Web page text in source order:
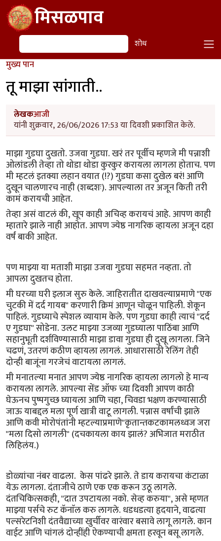
Skip to main contentमिसळपाव
शोध शोध
मुख्य पान
तू माझा सांगाती..
लेखकआजी
यांनी शुक्रवार, 26/06/2026 17:53 या दिवशी प्रकाशित केले.
माझा गुडघा दुखतो. उजवा गुडघा. खरं तर पूर्वीच म्हणजे मी पन्नाशी
ओलांडली तेव्हा तो थोडा थोडा कुरकुर करायला लागला होताच. पण
मी म्हटलं इतक्या लहान वयात (!?) गुडघा कसा दुखेल बरं! आणि
दुखून चालणारच नाही (शब्दशः). आपल्याला तर अजून किती तरी
कामं करायची आहेत.
तेव्हा असं वाटलं की, खूप काही अचिव्ह करायचं आहे. आपण काही
म्हातारे झाले नाही आहोत. आपण ज्येष्ठ नागरिक व्हायला अजून दहा
वर्षं बाकी आहेत.
पण माझ्या या मताशी माझा उजवा गुडघा सहमत नव्हता. तो
आपला दुखतच होता.
मी घरच्या घरी इलाज सुरु केले. जाहिरातीत दाखवल्याप्रमाणे "एक
चुटकी में दर्द गायब" करणारी क्रिमं आणून चोळून पाहिली. शेकून
पाहिलं. गुडघ्याचे स्पेशल व्यायाम केले. पण गुडघा काही त्याचं "दर्द
ए गुडघा" सोडेना. उलट माझ्या उजव्या गुडघ्याला पाठिंबा आणि
सहानुभूती दर्शविण्यासाठी माझा डावा गुडघा ही दुखू लागला. जिने
चढणं, उतरणं कठीण व्हायला लागलं. आधारासाठी रेलिंग तेही
दोन्ही बाजूंना गरजेचं वाटायला लागलं.
मी मनातल्या मनात आपण ज्येष्ठ नागरिक व्हायला लागलो हे मान्य
करायला लागले. आपल्या सेंड ऑफ च्या दिवशी आपण काठी
घेऊनच पुष्पगुच्छ घ्यायला आणि चहा, चिवडा भक्षण करण्यासाठी
जाऊ याबद्दल मला पूर्ण खात्री वाटू लागली. पन्नास वर्षांची झाले
आणि कवी मोरोपंतांनी म्हटल्याप्रमाणे"कृतान्तकटकामलध्वज जरा
"मला दिसो लागली" (दचकायला काय झालं? अभिजात मराठीत
लिहिलंय.)
डोळ्यांचा नंबर वाढला. केस पांढरे झाले. ते डाय करायचा कंटाळा
येऊ लागला. दंताजीचे ठाणे एक एक करून उठू लागले.
दंतचिकित्सकही, "दात उपटायला नको. सेव्ह करुया", असे म्हणत
माझ्या पर्सचे रुट कॅनाॅल करु लागले. धडधडत्या हृदयाने, वाढत्या
पल्सरेटनिशी दंतवैद्याच्या खुर्चीवर वारंवार बसावे लागू लागले. कान
वाईट आणि चांगलं दोन्हींही ऐकण्याची क्षमता हरवून बसू लागले.